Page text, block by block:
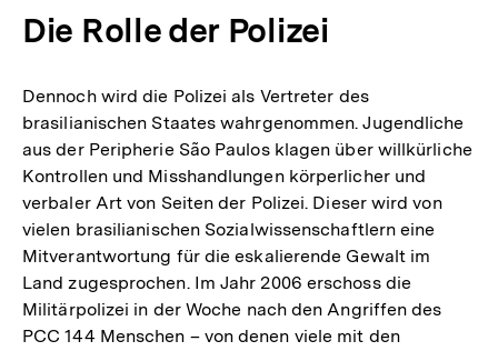
Die Rolle der Polizei
Dennoch wird die Polizei als Vertreter des
brasilianischen Staates wahrgenommen. Jugendliche
aus der Peripherie São Paulos klagen über willkürliche
Kontrollen und Misshandlungen körperlicher und
verbaler Art von Seiten der Polizei. Dieser wird von
vielen brasilianischen Sozialwissenschaftlern eine
Mitverantwortung für die eskalierende Gewalt im
Land zugesprochen. Im Jahr 2006 erschoss die
Militärpolizei in der Woche nach den Angriffen des
PCC 144 Menschen – von denen viele mit den